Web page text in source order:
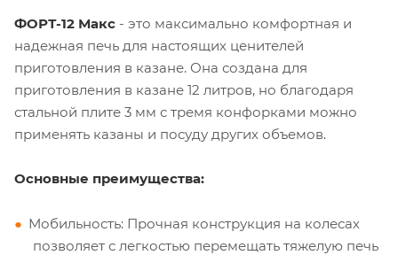
ФОРТ-12 Макс - это максимально комфортная и
надежная печь для настоящих ценителей
приготовления в казане. Она создана для
приготовления в казане 12 литров, но благодаря
стальной плите 3 мм с тремя конфорками можно
применять казаны и посуду других объемов.
Основные преимущества:
Мобильность: Прочная конструкция на колесах
позволяет с легкостью перемещать тяжелую печь